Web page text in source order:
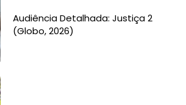
Audiência Detalhada: Justiça 2
(Globo, 2026)